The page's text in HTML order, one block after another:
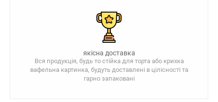
якісна доставка
Вся продукція, будь то стійка для торта або крихка
вафельна картинка, будуть доставлені в цілісності та
гарно запаковані